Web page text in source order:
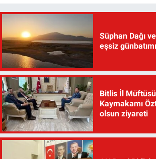
Süphan Dağı
eşsiz
Bitlis İl
Kaymakamı
olsun ziyareti